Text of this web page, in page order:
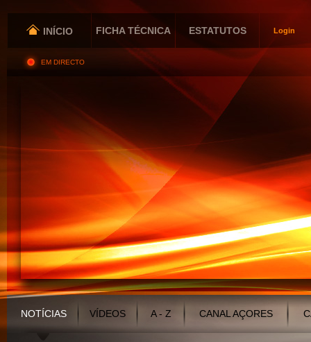
INÍCIO FICHA TÉCNICA ESTATUTOS Login
EM DIRECTO
NOTÍCIAS VÍDEOS A - Z CANAL AÇORES